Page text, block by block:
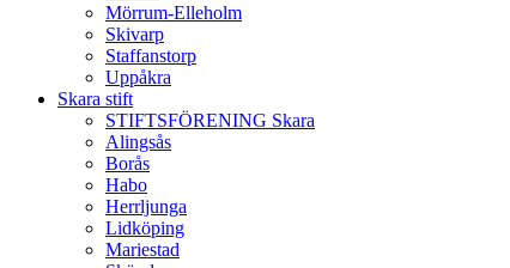
Mörrum-Elleholm
Skivarp
Staffanstorp
Uppåkra
Skara stift
STIFTSFÖRENING Skara
Alingsås
Borås
Habo
Herrljunga
Lidköping
Mariestad